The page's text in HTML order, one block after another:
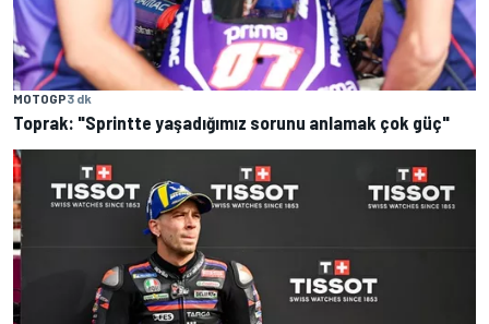
MOTOGP3 dk
Toprak: "Sprintte yaşadığımız sorunu anlamak çok güç"